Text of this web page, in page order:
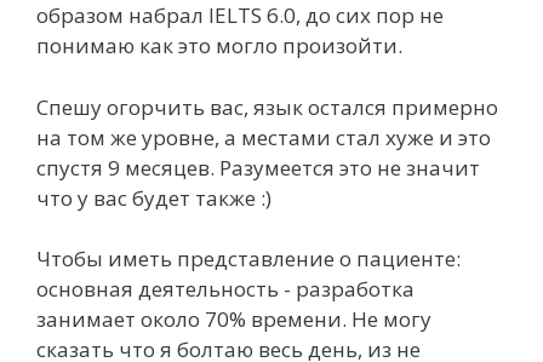
образом набрал IELTS 6.0, до сих пор не
понимаю как это могло произойти.
Спешу огорчить вас, язык остался примерно
на том же уровне, а местами стал хуже и это
спустя 9 месяцев. Разумеется это не значит
что у вас будет также :)
Чтобы иметь представление о пациенте:
основная деятельность - разработка
занимает около 70% времени. Не могу
сказать что я болтаю весь день, из не